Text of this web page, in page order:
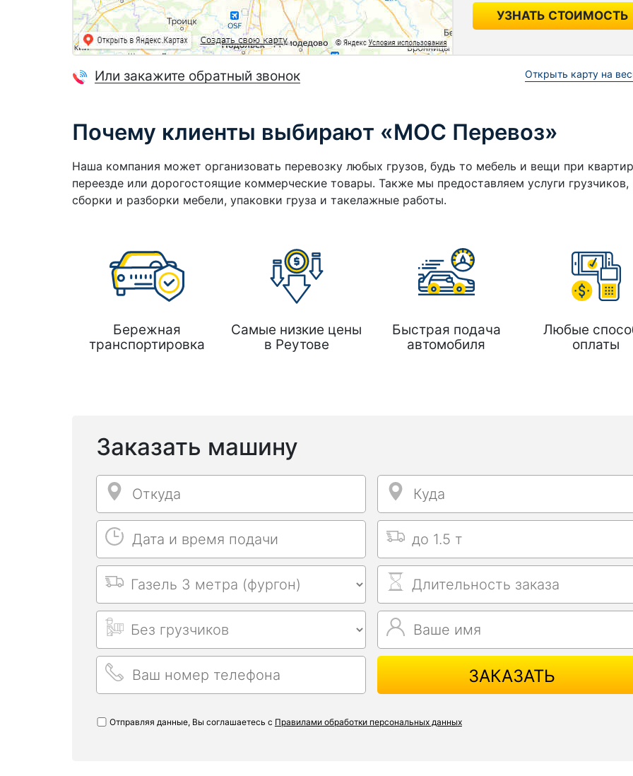
Открыть карту на
УЗНАТЬ СТОИМОСТЬ
Или закажите обратный звонок
Почему клиенты выбирают «МОС Перевоз»
Наша компания может организовать перевозку любых грузов, будь то мебель и вещи при
переезде или дорогостоящие коммерческие товары. Также мы предоставляем услуги грузчиков,
сборки и разборки мебели, упаковки груза и такелажные работы.
Бережная
транспортировка
Самые низкие цены
в Реутове
Быстрая подача
автомобиля
Любые
оплаты
Заказать машину
Откуда Откуда Куда Куда
Дата и время подачи
Дата и время подачи Выбрать тип машины
Выбрать машину Длительность заказа
Длительность заказа Ваше имяВаше имя
Ваш номер телефона
Ваш номер ЗАКАЗАТЬ
Отправляя данные, Вы соглашаетесь с Правилами обработки персональных данных